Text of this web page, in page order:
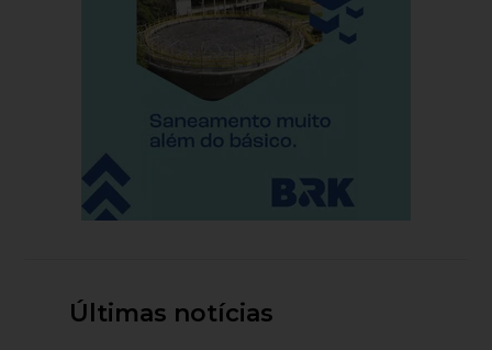
Últimas notícias